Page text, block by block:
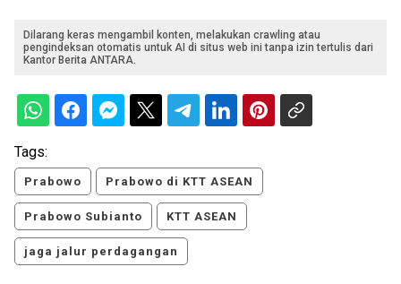
Dilarang keras mengambil konten, melakukan crawling atau
pengindeksan otomatis untuk AI di situs web ini tanpa izin tertulis dari
Kantor Berita ANTARA.
Tags:
Prabowo Prabowo di KTT ASEAN
Prabowo Subianto KTT ASEAN
jaga jalur perdagangan